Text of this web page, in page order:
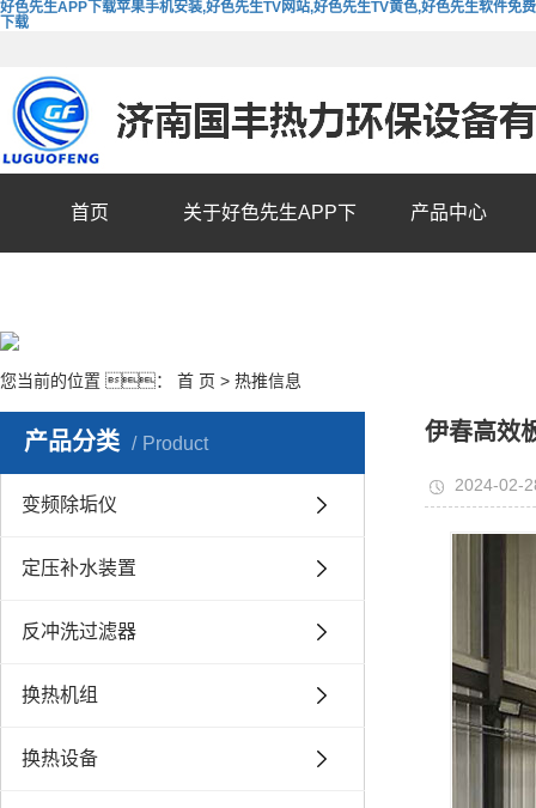
好色先生APP下载苹果手机安装,好色先生TV网站,好色先生TV黄色,好色先生软件免费
下载
首页 关于好色先生APP下 产品中心
您当前的位置 ： 首 页 > 热推信息
产品分类 Product
变频除垢仪
定压补水装置
反冲洗过滤器
换热机组
换热设备
伊春高效
2024-02-